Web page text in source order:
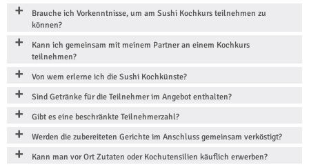
Brauche ich Vorkenntnisse, um am Sushi Kochkurs teilnehmen zu
können?
Kann ich gemeinsam mit meinem Partner an einem Kochkurs
teilnehmen?
Von wem erlerne ich die Sushi Kochkünste?
Sind Getränke für die Teilnehmer im Angebot enthalten?
Gibt es eine beschränkte Teilnehmerzahl?
Werden die zubereiteten Gerichte im Anschluss gemeinsam verköstigt?
Kann man vor Ort Zutaten oder Kochutensilien käuflich erwerben?